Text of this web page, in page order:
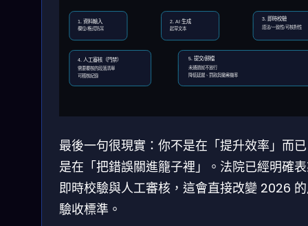
1. 資料輸入
欄位/格式防呆
2. AI 生成
起草文本
3. 即時校驗
語法/一致性/可核對性
4. 人工審核（門禁）
需要覆核的段落清單
可稽核紀錄
5. 提交/歸檔
未通過就不放行
降低延遲、罰款與撤案機率
最後一句很現實：你不是在「提升效率」而
是在「把錯誤關進籠子裡」。法院已經明確
即時校驗與人工審核，這會直接改變 2026
驗收標準。